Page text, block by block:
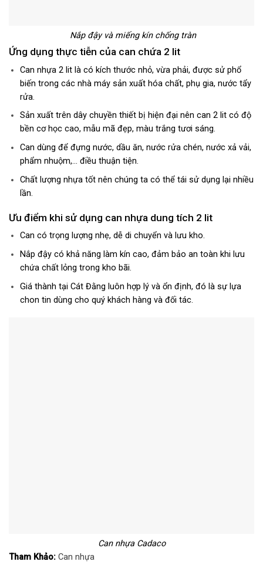
Nắp đậy và miếng kín chống tràn
Ứng dụng thực tiễn của can chứa 2 lit
Can nhựa 2 lit là có kích thước nhỏ, vừa phải, được sử phổ
biến trong các nhà máy sản xuất hóa chất, phụ gia, nước tẩy
rửa.
Sản xuất trên dây chuyền thiết bị hiện đại nên can 2 lit có độ
bền cơ học cao, mẫu mã đẹp, màu trắng tươi sáng.
Can dùng để đựng nước, dầu ăn, nước rửa chén, nước xả vải,
phẩm nhuộm,… điều thuận tiện.
Chất lượng nhựa tốt nên chúng ta có thể tái sử dụng lại nhiều
lần.
Ưu điểm khi sử dụng can nhựa dung tích 2 lit
Can có trọng lượng nhẹ, dễ di chuyển và lưu kho.
Nắp đậy có khả năng làm kín cao, đảm bảo an toàn khi lưu
chứa chất lỏng trong kho bãi.
Giá thành tại Cát Đằng luôn hợp lý và ổn định, đó là sự lựa
chon tin dùng cho quý khách hàng và đối tác.
Can nhựa Cadaco
Tham Khảo: Can nhựa